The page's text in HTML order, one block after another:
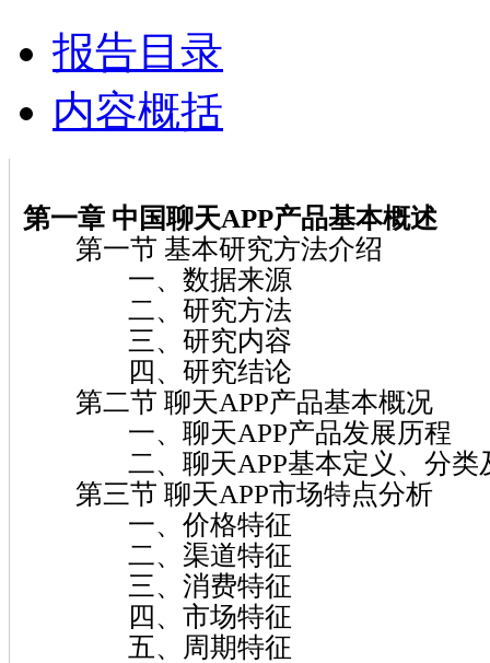
报告目录
内容概括
第一章 中国聊天APP产品基本概述
第一节 基本研究方法介绍
一、数据来源
二、研究方法
三、研究内容
四、研究结论
第二节 聊天APP产品基本概况
一、聊天APP产品发展历程
二、聊天APP基本定义、分类
第三节 聊天APP市场特点分析
一、价格特征
二、渠道特征
三、消费特征
四、市场特征
五、周期特征